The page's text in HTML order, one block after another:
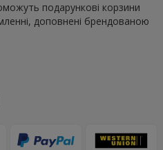
подарункові корзини
доповнені брендованою